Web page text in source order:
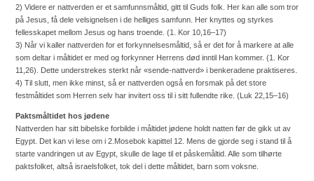
2) Videre er nattverden er et samfunnsmåltid, gitt til Guds folk. Her kan alle som tror
på Jesus, få dele velsignelsen i de helliges samfunn. Her knyttes og styrkes
fellesskapet mellom Jesus og hans troende. (1. Kor 10,16–17)
3) Når vi kaller nattverden for et forkynnelsesmåltid, så er det for å markere at alle
som deltar i måltidet er med og forkynner Herrens død inntil Han kommer. (1. Kor
11,26). Dette understrekes sterkt når «sende-nattverd» i benkeradene praktiseres.
4) Til slutt, men ikke minst, så er nattverden også en forsmak på det store
festmåltidet som Herren selv har invitert oss til i sitt fullendte rike. (Luk 22,15–16)
Paktsmåltidet hos jødene
Nattverden har sitt bibelske forbilde i måltidet jødene holdt natten før de gikk ut av
Egypt. Det kan vi lese om i 2.Mosebok kapittel 12. Mens de gjorde seg i stand til å
starte vandringen ut av Egypt, skulle de lage til et påskemåltid. Alle som tilhørte
paktsfolket, altså israelsfolket, tok del i dette måltidet, barn som voksne.